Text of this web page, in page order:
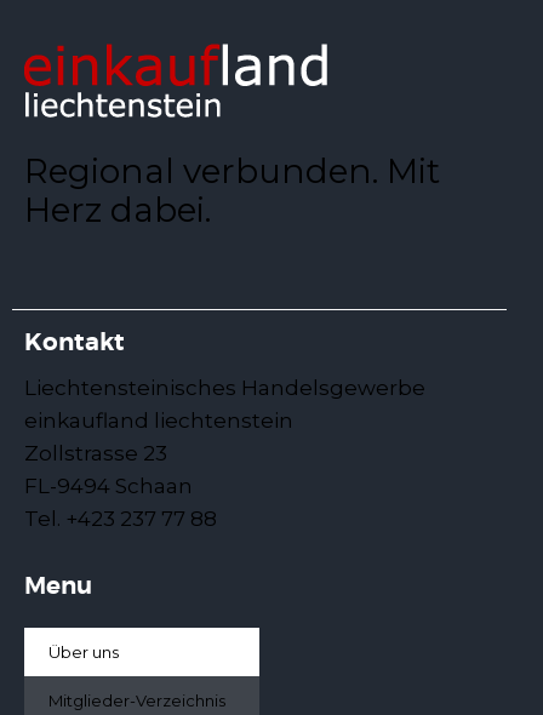
Regional verbunden. Mit
Herz dabei.
Kontakt
Liechtensteinisches Handelsgewerbe
einkaufland liechtenstein
Zollstrasse 23
FL-9494 Schaan
Tel. +423 237 77 88
Menu
Über uns
Mitglieder-Verzeichnis